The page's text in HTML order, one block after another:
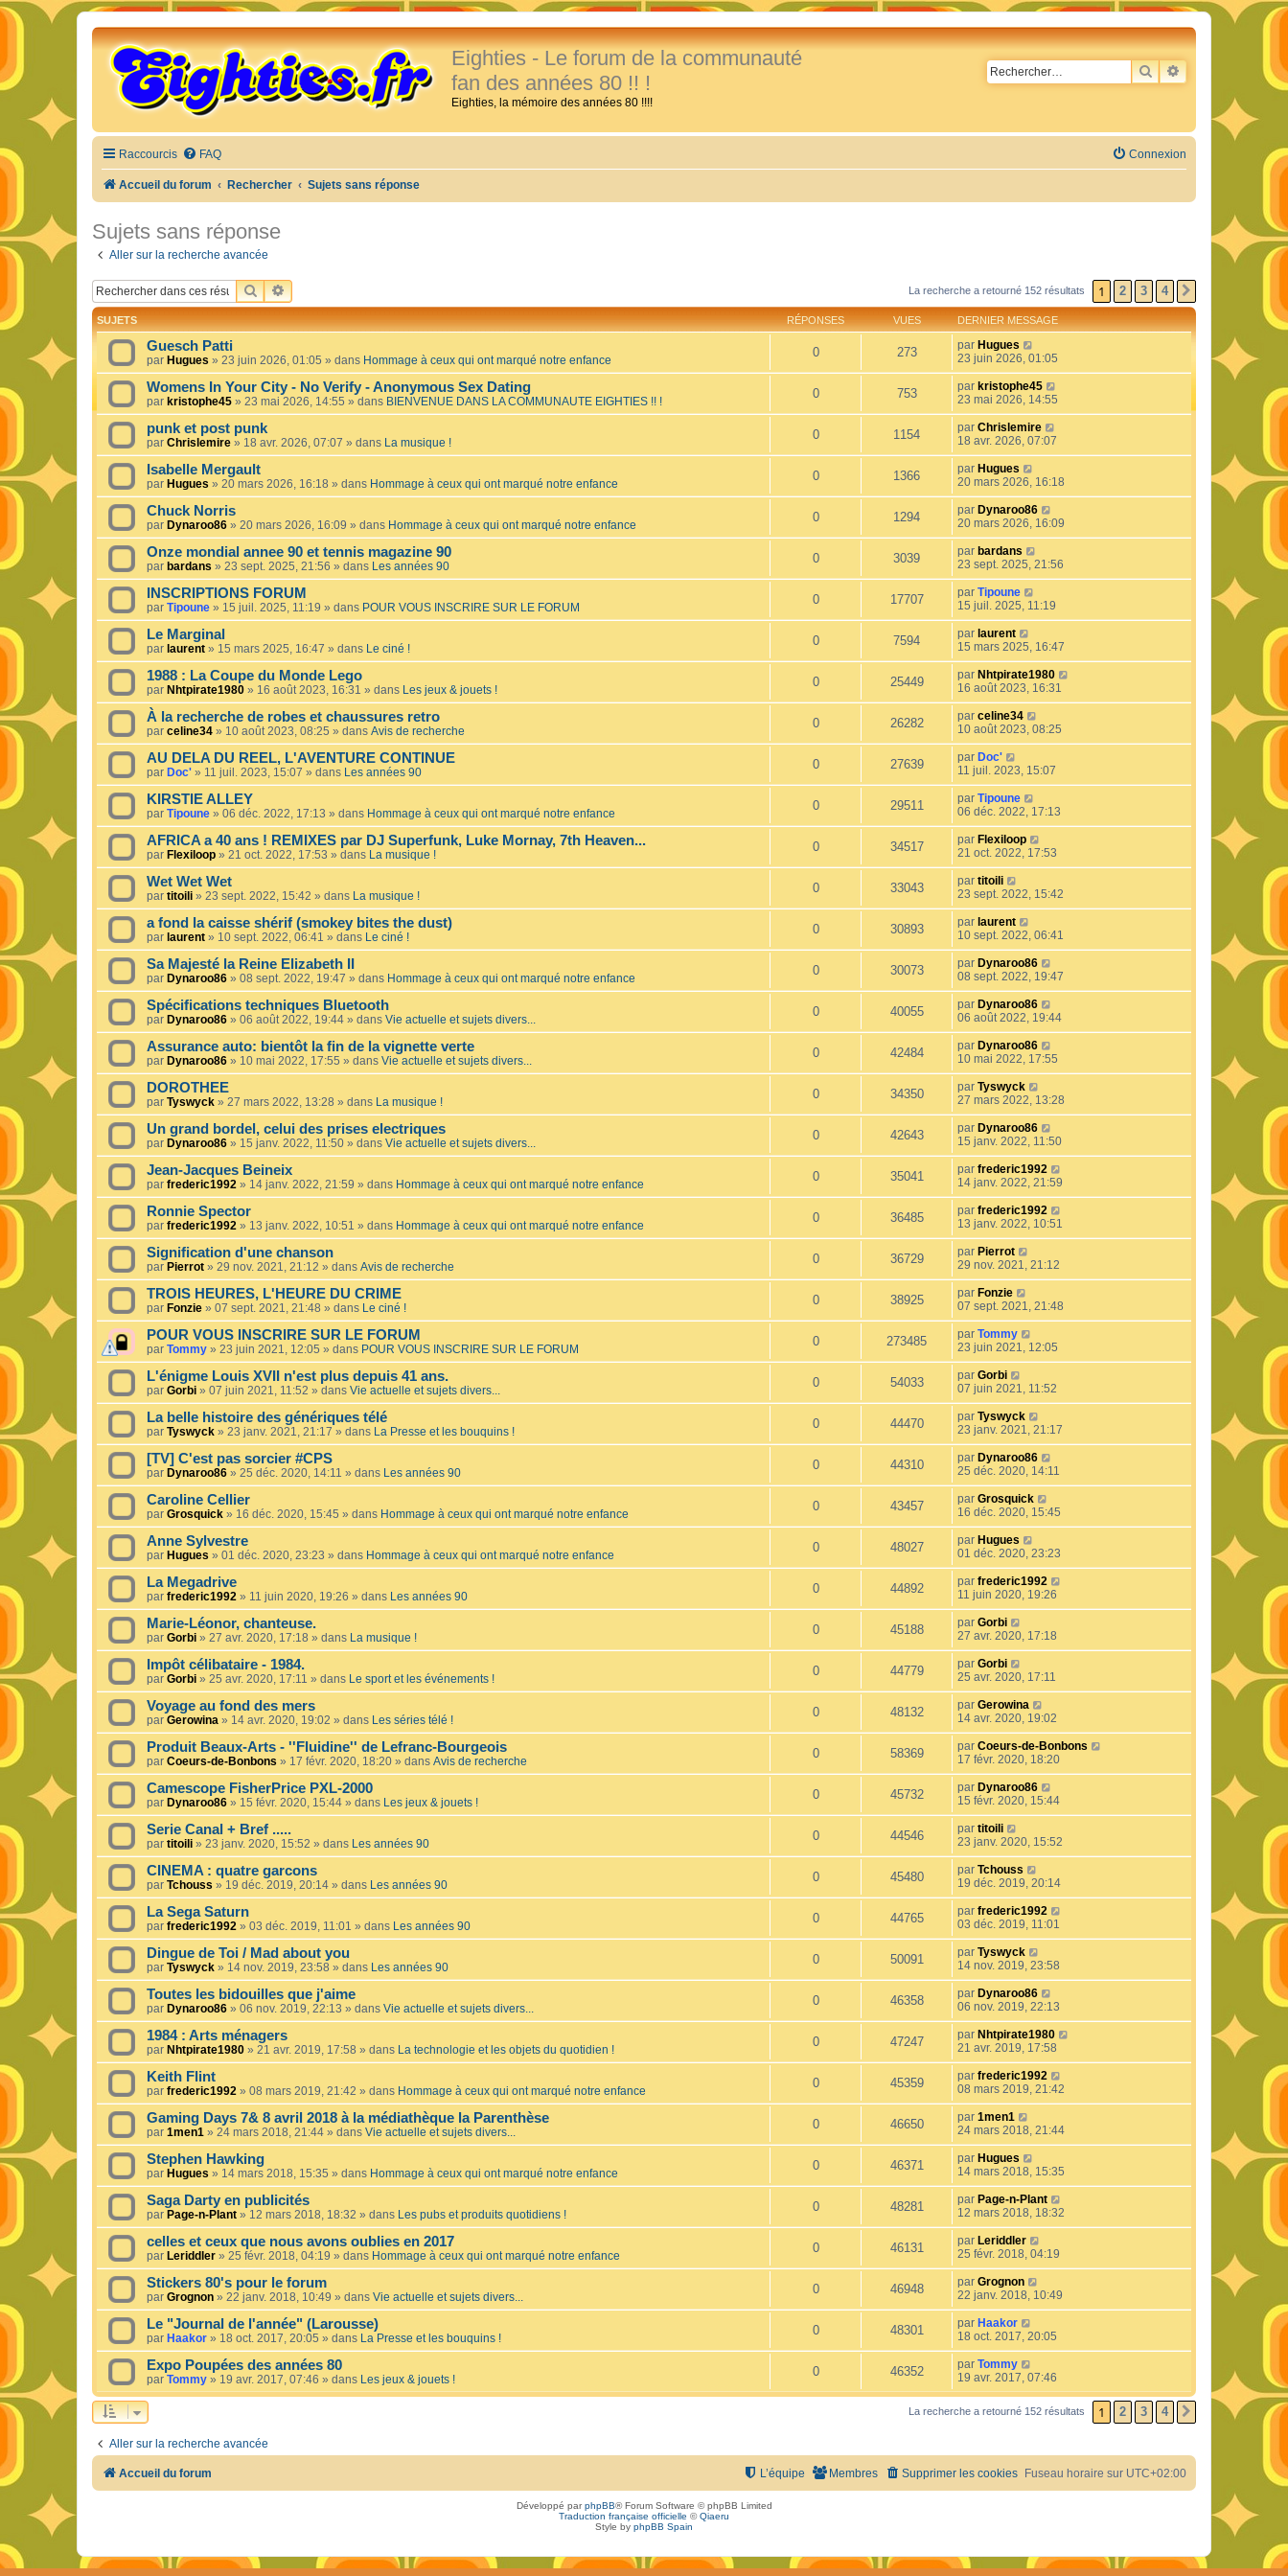
Eighties - Le forum de la communauté
fan des années 80 !! !
Eighties, la mémoire des années 80 !!!!
RECHERCHER
RECHERCHE
Raccourcis FAQ Connexion
Accueil du forum Rechercher Sujets sans réponse
Sujets sans réponse
Aller sur la recherche avancée
RECHERCHER
RECHERCHE AVANCÉE La recherche a retourné 152 résultats 1 2 3 4
SUJETS RÉPONSES VUES DERNIER MESSAGE
Guesch Patti
par Hugues » 23 juin 2026, 01:05 » dans Hommage à ceux qui ont marqué notre enfance
0 273 par Hugues
23 juin 2026, 01:05
Womens In Your City - No Verify - Anonymous Sex Dating
par kristophe45 » 23 mai 2026, 14:55 » dans BIENVENUE DANS LA COMMUNAUTE EIGHTIES !! !
0 753 par kristophe45
23 mai 2026, 14:55
punk et post punk
par Chrislemire » 18 avr. 2026, 07:07 » dans La musique !
0 1154 par Chrislemire
18 avr. 2026, 07:07
Isabelle Mergault
par Hugues » 20 mars 2026, 16:18 » dans Hommage à ceux qui ont marqué notre enfance
0 1366 par Hugues
20 mars 2026, 16:18
Chuck Norris
par Dynaroo86 » 20 mars 2026, 16:09 » dans Hommage à ceux qui ont marqué notre enfance
0 1294 par Dynaroo86
20 mars 2026, 16:09
Onze mondial annee 90 et tennis magazine 90
par bardans » 23 sept. 2025, 21:56 » dans Les années 90
0 3039 par bardans
23 sept. 2025, 21:56
INSCRIPTIONS FORUM
par Tipoune » 15 juil. 2025, 11:19 » dans POUR VOUS INSCRIRE SUR LE FORUM
0 17707 par Tipoune
15 juil. 2025, 11:19
Le Marginal
par laurent » 15 mars 2025, 16:47 » dans Le ciné !
0 7594 par laurent
15 mars 2025, 16:47
1988 : La Coupe du Monde Lego
par Nhtpirate1980 » 16 août 2023, 16:31 » dans Les jeux & jouets !
0 25449 par Nhtpirate1980
16 août 2023, 16:31
À la recherche de robes et chaussures retro
par celine34 » 10 août 2023, 08:25 » dans Avis de recherche
0 26282 par celine34
10 août 2023, 08:25
AU DELA DU REEL, L'AVENTURE CONTINUE
par Doc' » 11 juil. 2023, 15:07 » dans Les années 90
0 27639 par Doc'
11 juil. 2023, 15:07
KIRSTIE ALLEY
par Tipoune » 06 déc. 2022, 17:13 » dans Hommage à ceux qui ont marqué notre enfance
0 29511 par Tipoune
06 déc. 2022, 17:13
AFRICA a 40 ans ! REMIXES par DJ Superfunk, Luke Mornay, 7th Heaven...
par Flexiloop » 21 oct. 2022, 17:53 » dans La musique !
0 34517 par Flexiloop
21 oct. 2022, 17:53
Wet Wet Wet
par titoili » 23 sept. 2022, 15:42 » dans La musique !
0 33043 par titoili
23 sept. 2022, 15:42
a fond la caisse shérif (smokey bites the dust)
par laurent » 10 sept. 2022, 06:41 » dans Le ciné !
0 30893 par laurent
10 sept. 2022, 06:41
Sa Majesté la Reine Elizabeth II
par Dynaroo86 » 08 sept. 2022, 19:47 » dans Hommage à ceux qui ont marqué notre enfance
0 30073 par Dynaroo86
08 sept. 2022, 19:47
Spécifications techniques Bluetooth
par Dynaroo86 » 06 août 2022, 19:44 » dans Vie actuelle et sujets divers...
0 40055 par Dynaroo86
06 août 2022, 19:44
Assurance auto: bientôt la fin de la vignette verte
par Dynaroo86 » 10 mai 2022, 17:55 » dans Vie actuelle et sujets divers...
0 42484 par Dynaroo86
10 mai 2022, 17:55
DOROTHEE
par Tyswyck » 27 mars 2022, 13:28 » dans La musique !
0 34350 par Tyswyck
27 mars 2022, 13:28
Un grand bordel, celui des prises electriques
par Dynaroo86 » 15 janv. 2022, 11:50 » dans Vie actuelle et sujets divers...
0 42643 par Dynaroo86
15 janv. 2022, 11:50
Jean-Jacques Beineix
par frederic1992 » 14 janv. 2022, 21:59 » dans Hommage à ceux qui ont marqué notre enfance
0 35041 par frederic1992
14 janv. 2022, 21:59
Ronnie Spector
par frederic1992 » 13 janv. 2022, 10:51 » dans Hommage à ceux qui ont marqué notre enfance
0 36485 par frederic1992
13 janv. 2022, 10:51
Signification d'une chanson
par Pierrot » 29 nov. 2021, 21:12 » dans Avis de recherche
0 36729 par Pierrot
29 nov. 2021, 21:12
TROIS HEURES, L'HEURE DU CRIME
par Fonzie » 07 sept. 2021, 21:48 » dans Le ciné !
0 38925 par Fonzie
07 sept. 2021, 21:48
POUR VOUS INSCRIRE SUR LE FORUM
par Tommy » 23 juin 2021, 12:05 » dans POUR VOUS INSCRIRE SUR LE FORUM
0 273485 par Tommy
23 juin 2021, 12:05
L'énigme Louis XVII n'est plus depuis 41 ans.
par Gorbi » 07 juin 2021, 11:52 » dans Vie actuelle et sujets divers...
0 54033 par Gorbi
07 juin 2021, 11:52
La belle histoire des génériques télé
par Tyswyck » 23 janv. 2021, 21:17 » dans La Presse et les bouquins !
0 44470 par Tyswyck
23 janv. 2021, 21:17
[TV] C'est pas sorcier #CPS
par Dynaroo86 » 25 déc. 2020, 14:11 » dans Les années 90
0 44310 par Dynaroo86
25 déc. 2020, 14:11
Caroline Cellier
par Grosquick » 16 déc. 2020, 15:45 » dans Hommage à ceux qui ont marqué notre enfance
0 43457 par Grosquick
16 déc. 2020, 15:45
Anne Sylvestre
par Hugues » 01 déc. 2020, 23:23 » dans Hommage à ceux qui ont marqué notre enfance
0 48027 par Hugues
01 déc. 2020, 23:23
La Megadrive
par frederic1992 » 11 juin 2020, 19:26 » dans Les années 90
0 44892 par frederic1992
11 juin 2020, 19:26
Marie-Léonor, chanteuse.
par Gorbi » 27 avr. 2020, 17:18 » dans La musique !
0 45188 par Gorbi
27 avr. 2020, 17:18
Impôt célibataire - 1984.
par Gorbi » 25 avr. 2020, 17:11 » dans Le sport et les événements !
0 44779 par Gorbi
25 avr. 2020, 17:11
Voyage au fond des mers
par Gerowina » 14 avr. 2020, 19:02 » dans Les séries télé !
0 48132 par Gerowina
14 avr. 2020, 19:02
Produit Beaux-Arts - ''Fluidine'' de Lefranc-Bourgeois
par Coeurs-de-Bonbons » 17 févr. 2020, 18:20 » dans Avis de recherche
0 58369 par Coeurs-de-Bonbons
17 févr. 2020, 18:20
Camescope FisherPrice PXL-2000
par Dynaroo86 » 15 févr. 2020, 15:44 » dans Les jeux & jouets !
0 45732 par Dynaroo86
15 févr. 2020, 15:44
Serie Canal + Bref .....
par titoili » 23 janv. 2020, 15:52 » dans Les années 90
0 44546 par titoili
23 janv. 2020, 15:52
CINEMA : quatre garcons
par Tchouss » 19 déc. 2019, 20:14 » dans Les années 90
0 45480 par Tchouss
19 déc. 2019, 20:14
La Sega Saturn
par frederic1992 » 03 déc. 2019, 11:01 » dans Les années 90
0 44765 par frederic1992
03 déc. 2019, 11:01
Dingue de Toi / Mad about you
par Tyswyck » 14 nov. 2019, 23:58 » dans Les années 90
0 50091 par Tyswyck
14 nov. 2019, 23:58
Toutes les bidouilles que j'aime
par Dynaroo86 » 06 nov. 2019, 22:13 » dans Vie actuelle et sujets divers...
0 46358 par Dynaroo86
06 nov. 2019, 22:13
1984 : Arts ménagers
par Nhtpirate1980 » 21 avr. 2019, 17:58 » dans La technologie et les objets du quotidien !
0 47247 par Nhtpirate1980
21 avr. 2019, 17:58
Keith Flint
par frederic1992 » 08 mars 2019, 21:42 » dans Hommage à ceux qui ont marqué notre enfance
0 45359 par frederic1992
08 mars 2019, 21:42
Gaming Days 7& 8 avril 2018 à la médiathèque la Parenthèse
par 1men1 » 24 mars 2018, 21:44 » dans Vie actuelle et sujets divers...
0 46650 par 1men1
24 mars 2018, 21:44
Stephen Hawking
par Hugues » 14 mars 2018, 15:35 » dans Hommage à ceux qui ont marqué notre enfance
0 46371 par Hugues
14 mars 2018, 15:35
Saga Darty en publicités
par Page-n-Plant » 12 mars 2018, 18:32 » dans Les pubs et produits quotidiens !
0 48281 par Page-n-Plant
12 mars 2018, 18:32
celles et ceux que nous avons oublies en 2017
par Leriddler » 25 févr. 2018, 04:19 » dans Hommage à ceux qui ont marqué notre enfance
0 46131 par Leriddler
25 févr. 2018, 04:19
Stickers 80's pour le forum
par Grognon » 22 janv. 2018, 10:49 » dans Vie actuelle et sujets divers...
0 46948 par Grognon
22 janv. 2018, 10:49
Le "Journal de l'année" (Larousse)
par Haakor » 18 oct. 2017, 20:05 » dans La Presse et les bouquins !
0 48301 par Haakor
18 oct. 2017, 20:05
Expo Poupées des années 80
par Tommy » 19 avr. 2017, 07:46 » dans Les jeux & jouets !
0 46352 par Tommy
19 avr. 2017, 07:46
La recherche a retourné 152 résultats 1 2 3 4 SUIVANT
Aller sur la recherche avancée
Accueil du forum Fuseau horaire sur UTC+02:00
Supprimer les cookies
Membres
L’équipe
Développé parphpBB® Forum Software © phpBB Limited
Traduction française officielle ©Qiaeru
Style by phpBB Spain